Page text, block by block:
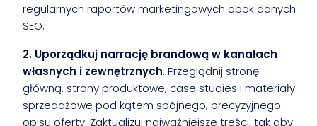
regularnych raportów marketingowych obok danych
SEO.
2. Uporządkuj narrację brandową w kanałach
własnych i zewnętrznych. Przeglądnij stronę
główną, strony produktowe, case studies i materiały
sprzedażowe pod kątem spójnego, precyzyjnego
opisu oferty. Zaktualizuj najważniejsze treści, tak aby